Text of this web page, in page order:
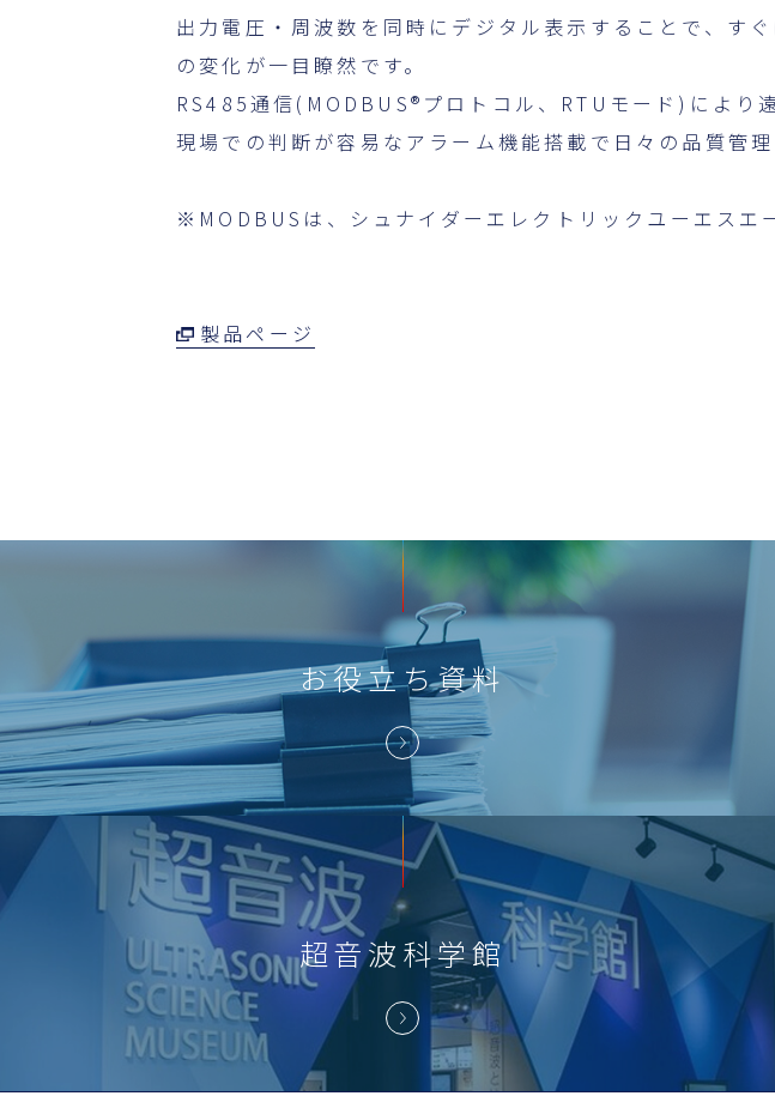
出力電圧・周波数を同時にデジタル表示することで、す
の変化が一目瞭然です。
RS485通信(MODBUS®プロトコル、RTUモード)により
現場での判断が容易なアラーム機能搭載で日々の品質管理
※MODBUSは、シュナイダーエレクトリックユーエスエ
製品ページ
お役立ち資料
超音波科学館